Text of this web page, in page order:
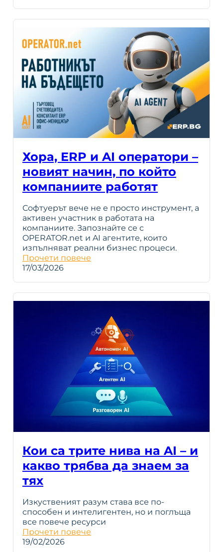
Хора, ERP и AI оператори –
новият начин, по който
компаниите работят
Софтуерът вече не е просто инструмент, а
активен участник в работата на
компаниите. Запознайте се с
OPERATOR.net и AI агентите, които
изпълняват реални бизнес процеси.
Прочети повече
17/03/2026
Кои са трите нива на AI – и
какво трябва да знаем за
тях
Изкуственият разум става все по-
способен и интелигентен, но и поглъща
все повече ресурси
Прочети повече
19/02/2026